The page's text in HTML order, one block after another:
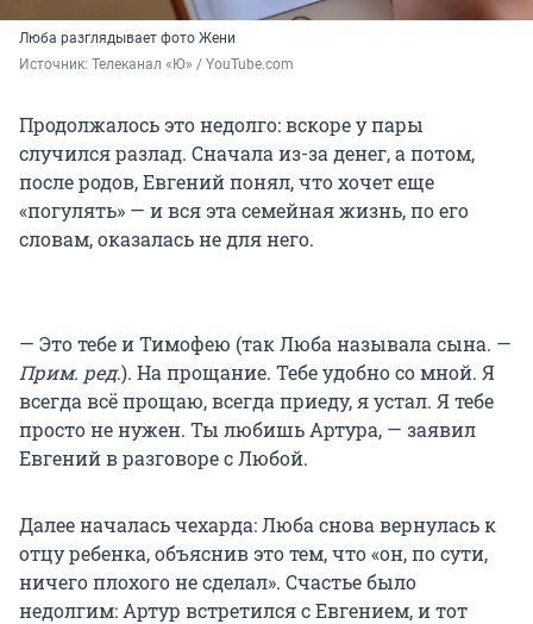
Люба разглядывает фото Жени
Источник: Телеканал «Ю» / YouTube.com
Продолжалось это недолго: вскоре у пары
случился разлад. Сначала из-за денег, а потом,
после родов, Евгений понял, что хочет еще
«погулять» — и вся эта семейная жизнь, по его
словам, оказалась не для него.
— Это тебе и Тимофею (так Люба называла сына. —
Прим. ред.). На прощание. Тебе удобно со мной. Я
всегда всё прощаю, всегда приеду, я устал. Я тебе
просто не нужен. Ты любишь Артура, — заявил
Евгений в разговоре с Любой.
Далее началась чехарда: Люба снова вернулась к
отцу ребенка, объяснив это тем, что «он, по сути,
ничего плохого не сделал». Счастье было
недолгим: Артур встретился с Евгением, и тот